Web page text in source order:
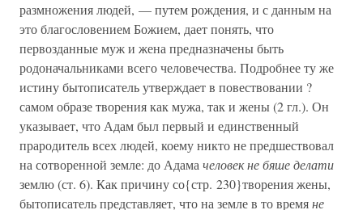
размножения людей, — путем рождения, и с данным на
это благословением Божием, дает понять, что
первозданные муж и жена предназначены быть
родоначальниками всего человечества. Подробнее ту же
истину бытописатель утверждает в повествовании ?
самом образе творения как мужа, так и жены (2 гл.). Он
указывает, что Адам был первый и единственный
прародитель всех людей, коему никто не предшествовал
на сотворенной земле: до Адама человек не бяше делати
землю (ст. 6). Как причину со{стр. 230}творения жены,
бытописатель представляет, что на земле в то времяне